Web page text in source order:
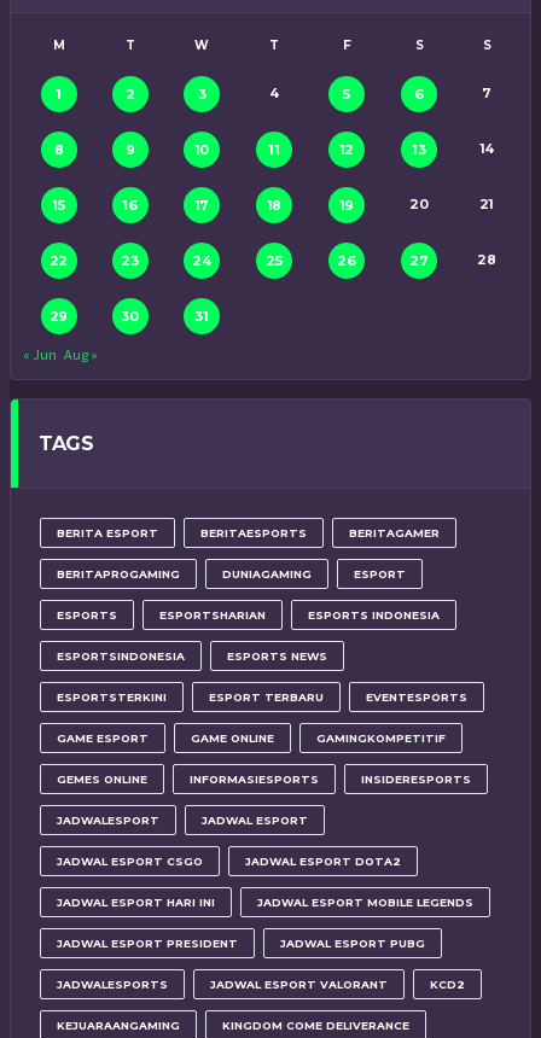
M T W T F S S
1 2 3 4 5 6 7
8 9 10 11 12 13 14
15 16 17 18 19 20 21
22 23 24 25 26 27 28
29 30 31
« Jun Aug »
TAGS
BERITA ESPORT BERITAESPORTS BERITAGAMER
BERITAPROGAMING DUNIAGAMING ESPORT
ESPORTS ESPORTSHARIAN ESPORTS INDONESIA
ESPORTSINDONESIA ESPORTS NEWS
ESPORTSTERKINI ESPORT TERBARU EVENTESPORTS
GAME ESPORT GAME ONLINE GAMINGKOMPETITIF
GEMES ONLINE INFORMASIESPORTS INSIDERESPORTS
JADWALESPORT JADWAL ESPORT
JADWAL ESPORT CSGO JADWAL ESPORT DOTA2
JADWAL ESPORT HARI INI JADWAL ESPORT MOBILE LEGENDS
JADWAL ESPORT PRESIDENT JADWAL ESPORT PUBG
JADWALESPORTS JADWAL ESPORT VALORANT KCD2
KEJUARAANGAMING KINGDOM COME DELIVERANCE